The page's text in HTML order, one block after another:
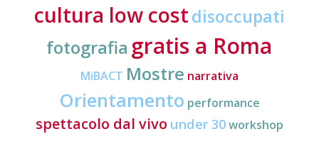
cultura low costdisoccupati
fotografia gratis a Roma
MiBACT Mostre narrativa
Orientamento performance
spettacolo dal vivo under 30workshop